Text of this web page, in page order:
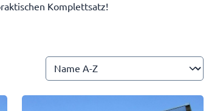
Komplettsatz!